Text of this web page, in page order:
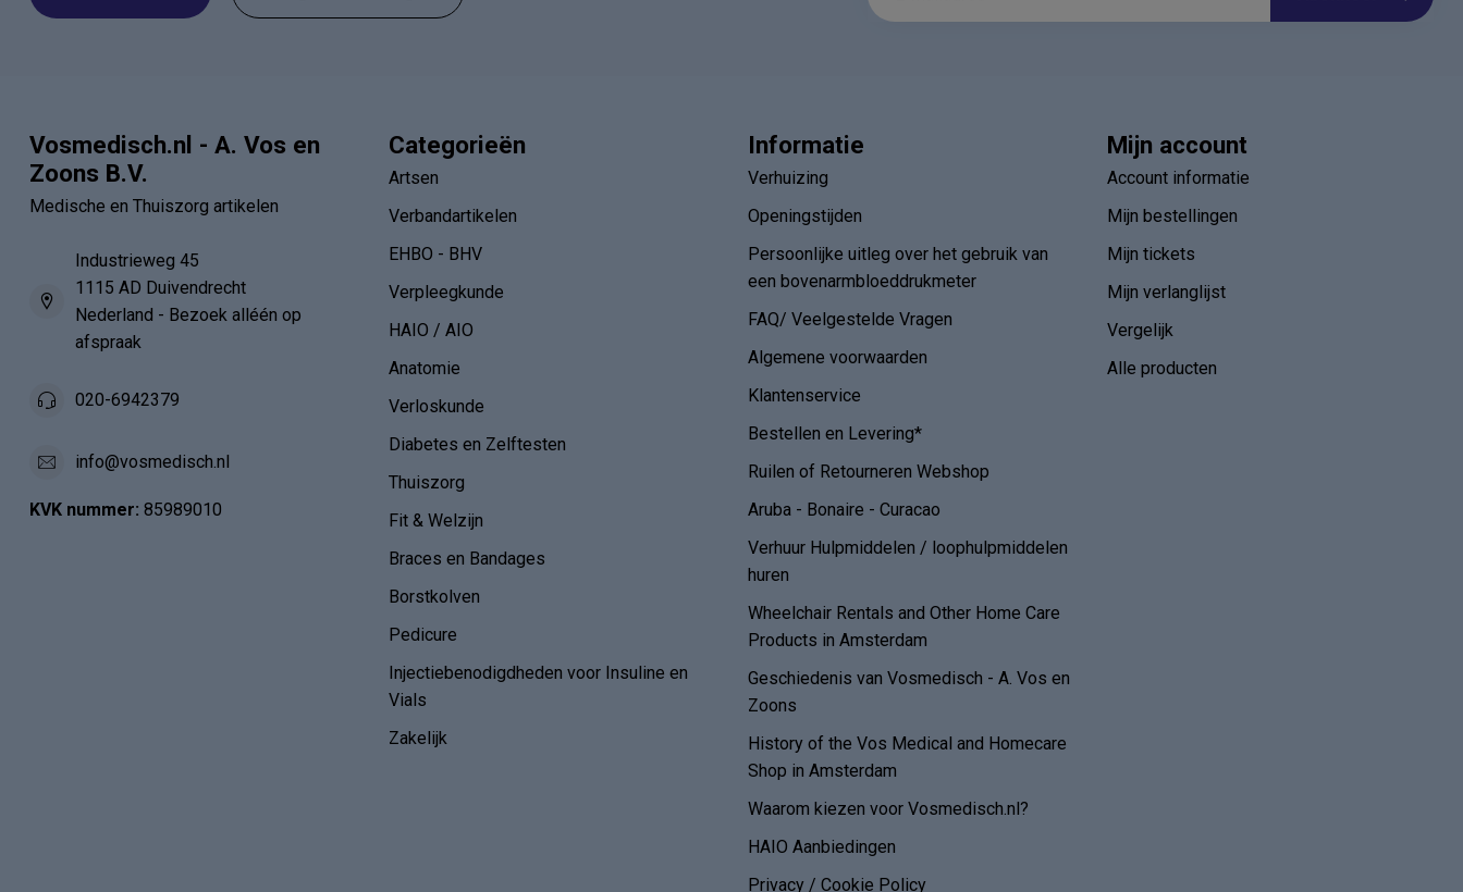
Vosmedisch.nl - A. Vos en
Zoons B.V.
Medische en Thuiszorg artikelen
Industrieweg 45
1115 AD Duivendrecht
Nederland - Bezoek alléén op
afspraak
020-6942379
info@vosmedisch.nl
KVK nummer: 85989010
Categorieën
Artsen
Verbandartikelen
EHBO - BHV
Verpleegkunde
HAIO / AIO
Anatomie
Verloskunde
Diabetes en Zelftesten
Thuiszorg
Fit & Welzijn
Braces en Bandages
Borstkolven
Pedicure
Injectiebenodigdheden voor Insuline en
Vials
Zakelijk
Informatie
Verhuizing
Openingstijden
Persoonlijke uitleg over het gebruik van
een bovenarmbloeddrukmeter
FAQ/ Veelgestelde Vragen
Algemene voorwaarden
Klantenservice
Bestellen en Levering*
Ruilen of Retourneren Webshop
Aruba - Bonaire - Curacao
Verhuur Hulpmiddelen / loophulpmiddelen
huren
Wheelchair Rentals and Other Home Care
Products in Amsterdam
Geschiedenis van Vosmedisch - A. Vos en
Zoons
History of the Vos Medical and Homecare
Shop in Amsterdam
Waarom kiezen voor Vosmedisch.nl?
HAIO Aanbiedingen
Privacy / Cookie Policy
Mijn account
Account informatie
Mijn bestellingen
Mijn tickets
Mijn verlanglijst
Vergelijk
Alle producten